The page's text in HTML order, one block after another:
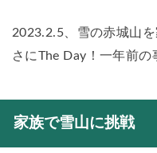
2023.2.5、雪の赤城山
さにThe Day！一年前の
家族で雪山に挑戦